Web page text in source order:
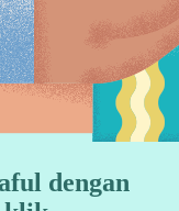
dengan